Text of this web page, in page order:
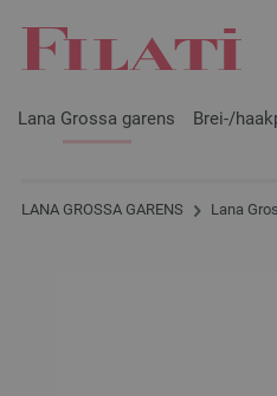
Lana Grossa garens Brei-/
LANA GROSSA GARENS Lana